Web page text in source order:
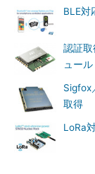
BLE対
認証
ュール
Sigfox
取得
LoRa